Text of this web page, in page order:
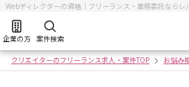
Webディレクターの資格｜フリーランス・業務委託ならレ
企業の方 案件検索
クリエイターのフリーランス求人・案件TOP お悩み